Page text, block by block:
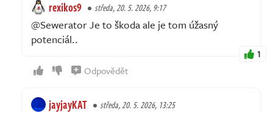
rexikos9 středa, 20. 5. 2026, 9:17
@Sewerator Je to škoda ale je tom úžasný
potenciál..
1
Odpovědět
jayjayKAT středa, 20. 5. 2026, 13:25